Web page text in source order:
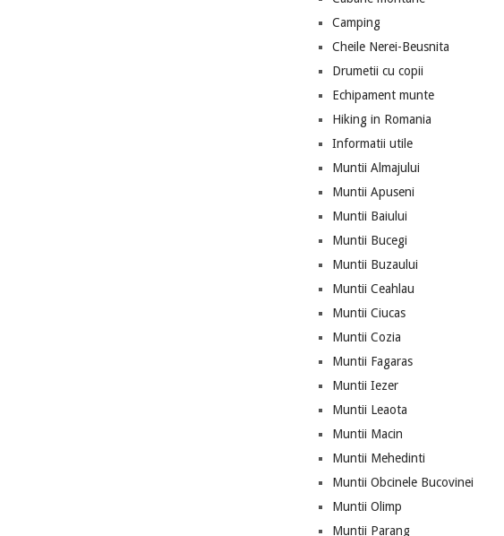
Camping
Cheile Nerei-Beusnita
Drumetii cu copii
Echipament munte
Hiking in Romania
Informatii utile
Muntii Almajului
Muntii Apuseni
Muntii Baiului
Muntii Bucegi
Muntii Buzaului
Muntii Ceahlau
Muntii Ciucas
Muntii Cozia
Muntii Fagaras
Muntii Iezer
Muntii Leaota
Muntii Macin
Muntii Mehedinti
Muntii Obcinele Bucovinei
Muntii Olimp
Muntii Parang